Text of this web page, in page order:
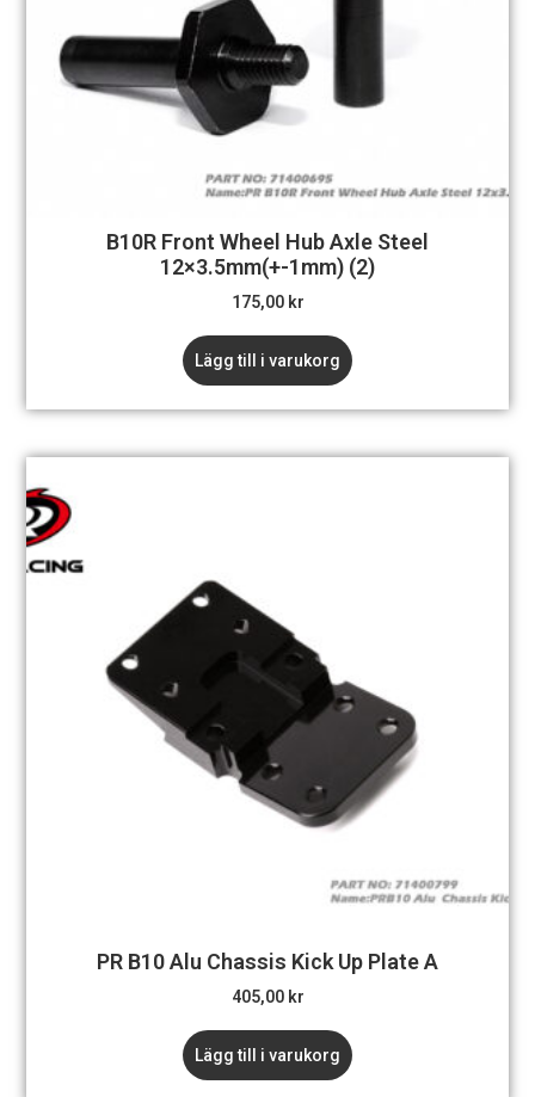
B10R Front Wheel Hub Axle Steel
12×3.5mm(+-1mm) (2)
175,00 kr
Lägg till i varukorg
PR B10 Alu Chassis Kick Up Plate A
405,00 kr
Lägg till i varukorg